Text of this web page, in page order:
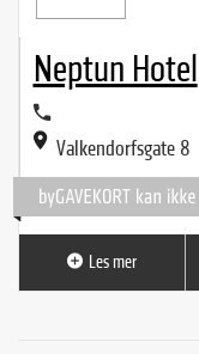
Neptun Hotel
Valkendorfsgate 8
Les mer